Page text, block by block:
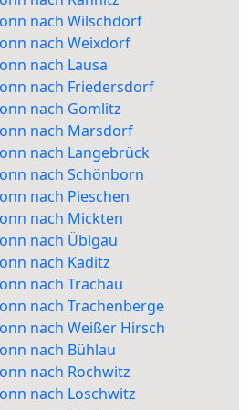
nach Wilschdorf
nach Weixdorf
nach Lausa
nach Friedersdorf
nach Gomlitz
nach Marsdorf
nach Langebrück
nach Schönborn
nach Pieschen
nach Mickten
nach Übigau
nach Kaditz
nach Trachau
nach Trachenberge
nach Weißer Hirsch
nach Bühlau
nach Rochwitz
nach Loschwitz